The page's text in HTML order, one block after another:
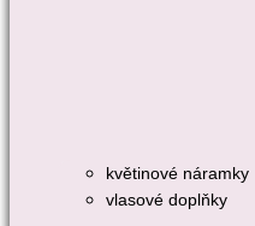
květinové náramky
vlasové doplňky